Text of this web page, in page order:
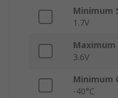
Minimum
1.7V
Maximum
3.6V
Minimum
-40°C